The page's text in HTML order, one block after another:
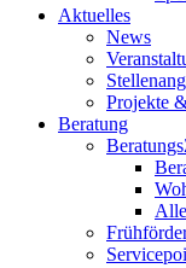
Aktuelles
News
Projekte
Beratung